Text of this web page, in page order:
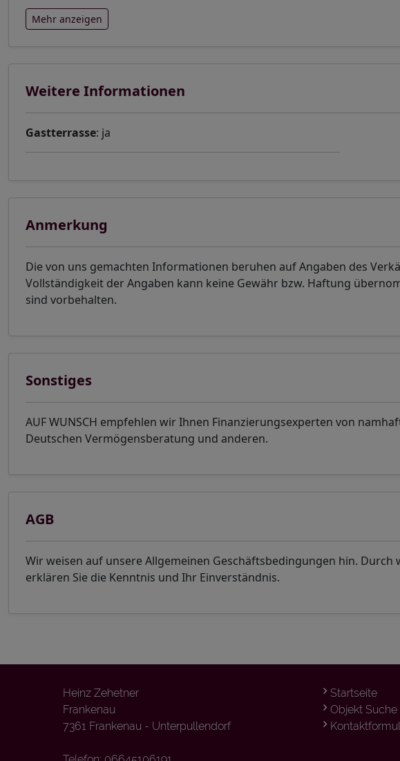
Mehr anzeigen
Weitere Informationen
Gastterrasse: ja
Anmerkung
Die von uns gemachten Informationen beruhen auf Angaben des
Vollständigkeit der Angaben kann keine Gewähr bzw. Haftung
sind vorbehalten.
Sonstiges
AUF WUNSCH empfehlen wir Ihnen Finanzierungsexperten von
Deutschen Vermögensberatung und anderen.
AGB
Wir weisen auf unsere Allgemeinen Geschäftsbedingungen hin.
erklären Sie die Kenntnis und Ihr Einverständnis.
Heinz Zehetner
Frankenau
7361 Frankenau - Unterpullendorf
Startseite
Objekt Suche